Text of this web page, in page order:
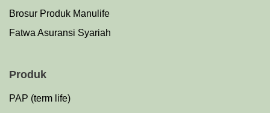
Brosur Produk Manulife
Fatwa Asuransi Syariah
Produk
PAP (term life)